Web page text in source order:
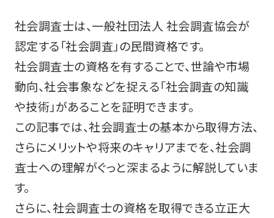
社会調査士は、一般社団法人 社会調査協会が
認定する「社会調査」の民間資格です。
社会調査士の資格を有することで、世論や市場
動向、社会事象などを捉える「社会調査の知識
や技術」があることを証明できます。
この記事では、社会調査士の基本から取得方法、
さらにメリットや将来のキャリアまでを、社会調
査士への理解がぐっと深まるように解説していま
す。
さらに、社会調査士の資格を取得できる立正大